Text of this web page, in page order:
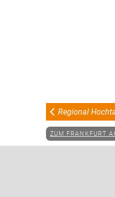
Regional
ZUM FRANKFURT